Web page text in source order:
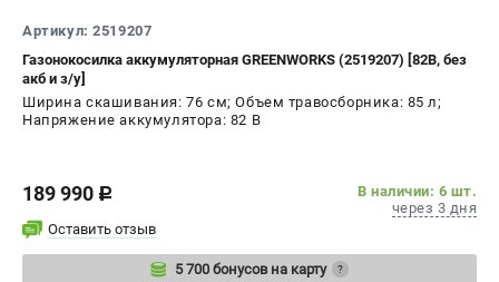
Артикул: 2519207
Газонокосилка аккумуляторная GREENWORKS (2519207) [82В, без
акб и з/у]
Ширина скашивания: 76 см; Объем травосборника: 85 л;
Напряжение аккумулятора: 82 В
189 990 c
В наличии: 6 шт.
через 3 дня
Оставить отзыв
5 700 бонусов на карту ?